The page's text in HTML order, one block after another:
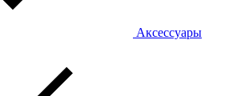
Аксессуары